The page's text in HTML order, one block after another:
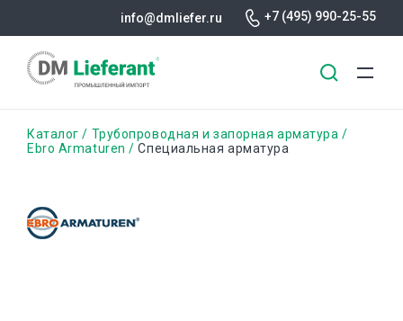
info@dmliefer.ru +7 (495) 990-25-55
Строка
Каталог
Трубопроводная и запорная арматура
Ebro Armaturen
Специальная арматура